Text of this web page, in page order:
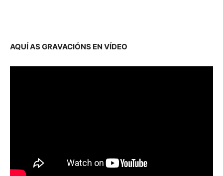
AQUÍ AS GRAVACIÓNS EN VÍDEO